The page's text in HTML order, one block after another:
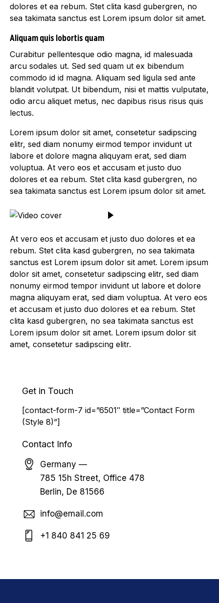
dolores et ea rebum. Stet clita kasd gubergren, no
sea takimata sanctus est Lorem ipsum dolor sit amet.
Aliquam quis lobortis quam
Curabitur pellentesque odio magna, id malesuada
arcu sodales ut. Sed sed quam ut ex bibendum
commodo id id magna. Aliquam sed ligula sed ante
blandit volutpat. Ut bibendum, nisi et mattis vulputate,
odio arcu aliquet metus, nec dapibus risus risus quis
lectus.
Lorem ipsum dolor sit amet, consetetur sadipscing
elitr, sed diam nonumy eirmod tempor invidunt ut
labore et dolore magna aliquyam erat, sed diam
voluptua. At vero eos et accusam et justo duo
dolores et ea rebum. Stet clita kasd gubergren, no
sea takimata sanctus est Lorem ipsum dolor sit amet.
At vero eos et accusam et justo duo dolores et ea
rebum. Stet clita kasd gubergren, no sea takimata
sanctus est Lorem ipsum dolor sit amet. Lorem ipsum
dolor sit amet, consetetur sadipscing elitr, sed diam
nonumy eirmod tempor invidunt ut labore et dolore
magna aliquyam erat, sed diam voluptua. At vero eos
et accusam et justo duo dolores et ea rebum. Stet
clita kasd gubergren, no sea takimata sanctus est
Lorem ipsum dolor sit amet. Lorem ipsum dolor sit
amet, consetetur sadipscing elitr.
Get in Touch
[contact-form-7 id=”6501″ title=”Contact Form
(Style 8)”]
Contact Info
Germany —
785 15h Street, Office 478
Berlin, De 81566
info@email.com
+1 840 841 25 69